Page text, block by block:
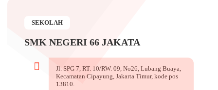
SEKOLAH
SMK NEGERI 66 JAKATA
Jl. SPG 7, RT. 10/RW. 09, No26, Lubang Buaya,
Kecamatan Cipayung, Jakarta Timur, kode pos
13810.